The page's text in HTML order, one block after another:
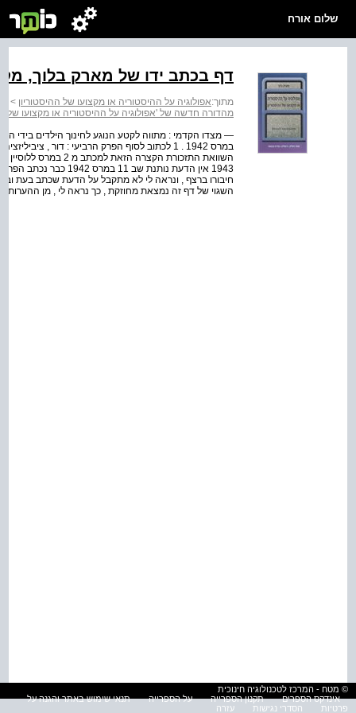
שלום אורח
דף בכתב ידו של מארק בלוך,
מתוך:אפולוגיה על ההיסטוריה או מקצועו של ההיסטוריון >
מהדורה חדשה של 'אפולוגיה על ההיסטוריה או מקצועו של
1943 אין הדעת נותנת
חיבורו ברצף , ונראה לי לא מתקבל על הדעת שכתב בעת
השגוי של דף זה נמצאת מחוזקת , כך נראה לי , מן
© מטח - המרכז לטכנולוגיה חינוכית
אינדקס הספרים
תקנון הספרייה על הספרייה
תנאי שימוש באתר והגנה על
פרטיות
הסדרי נגישות עזרה